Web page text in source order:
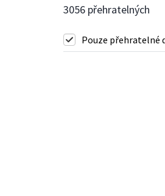
3056 přehratelných
Pouze přehratelné